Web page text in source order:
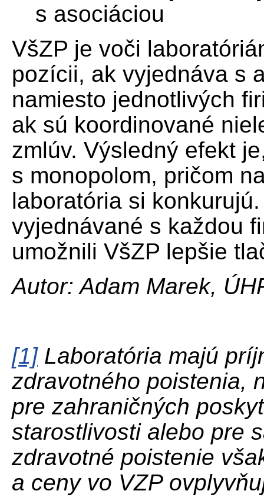
s asociáciou
VšZP je voči
pozícii, ak vyjednáva s
namiesto jednotlivých
ak sú koordinované
zmlúv. Výsledný efekt
s monopolom, pričom
laboratória si
vyjednávané s každou
umožnili VšZP lepšie
Autor: Adam Marek,
[1]Laboratória majú
zdravotného poistenia,
pre zahraničných
starostlivosti alebo pre
zdravotné poistenie
a ceny vo VZP